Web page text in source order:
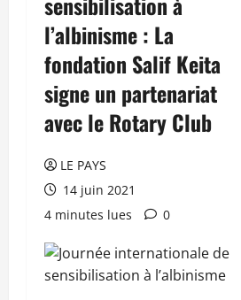
l’albinisme : La
fondation Salif Keita
signe un partenariat
avec le Rotary Club
LE PAYS
14 juin 2021
4 minutes lues
0